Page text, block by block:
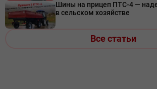
Шины на прицеп ПТС-4 —
в сельском хозяйстве
Все статьи